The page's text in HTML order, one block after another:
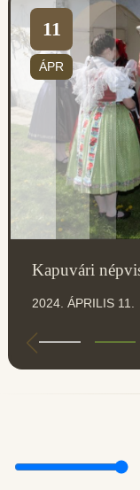
11
ÁPR
Kapuvári
2024. ÁPRILIS 11.